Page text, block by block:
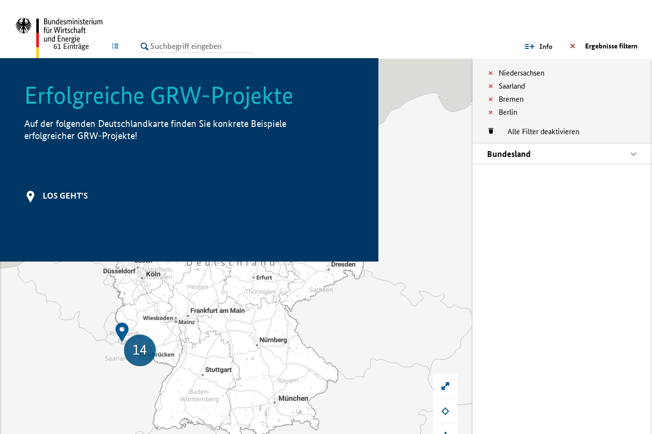
LISTE Ergebnisse filtern
Info
Niedersachsen
Saarland
Bremen
Berlin
Alle Filter deaktivieren
Bundesland
61 Einträge
Erfolgreiche GRW-Projekte
Auf der folgenden Deutschlandkarte finden Sie konkrete Beispiele
erfolgreicher GRW-Projekte!
LOS GEHT'S